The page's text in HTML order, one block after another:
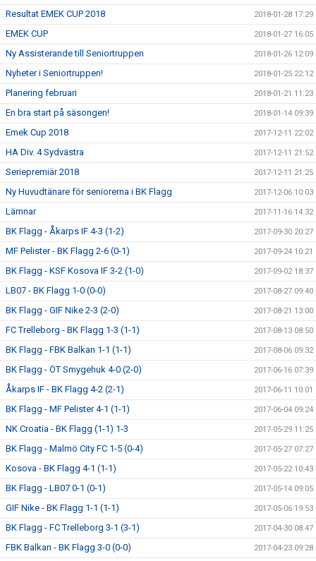
Resultat EMEK CUP 2018 2018-01-28 17:29
EMEK CUP 2018-01-27 16:05
Ny Assisterande till Seniortruppen 2018-01-26 12:09
Nyheter i Seniortruppen! 2018-01-25 22:12
Planering februari 2018-01-21 11:23
En bra start på säsongen! 2018-01-14 09:39
Emek Cup 2018 2017-12-11 22:02
HA Div. 4 Sydvästra 2017-12-11 21:52
Seriepremiär 2018 2017-12-11 21:25
Ny Huvudtänare för seniorerna i BK Flagg 2017-12-06 10:03
Lämnar 2017-11-16 14:32
BK Flagg - Åkarps IF 4-3 (1-2) 2017-09-30 20:27
MF Pelister - BK Flagg 2-6 (0-1) 2017-09-24 10:21
BK Flagg - KSF Kosova IF 3-2 (1-0) 2017-09-02 18:37
LB07 - BK Flagg 1-0 (0-0) 2017-08-27 09:40
BK Flagg - GIF Nike 2-3 (2-0) 2017-08-21 13:00
FC Trelleborg - BK Flagg 1-3 (1-1) 2017-08-13 08:50
BK Flagg - FBK Balkan 1-1 (1-1) 2017-08-06 09:32
BK Flagg - ÖT Smygehuk 4-0 (2-0) 2017-06-16 07:39
Åkarps IF - BK Flagg 4-2 (2-1) 2017-06-11 10:01
BK Flagg - MF Pelister 4-1 (1-1) 2017-06-04 09:24
NK Croatia - BK Flagg (1-1) 1-3 2017-05-29 11:25
BK Flagg - Malmö City FC 1-5 (0-4) 2017-05-27 07:27
Kosova - BK Flagg 4-1 (1-1) 2017-05-22 10:43
BK Flagg - LB07 0-1 (0-1) 2017-05-14 09:05
GIF Nike - BK Flagg 1-1 (1-1) 2017-05-06 19:53
BK Flagg - FC Trelleborg 3-1 (3-1) 2017-04-30 08:47
FBK Balkan - BK Flagg 3-0 (0-0) 2017-04-23 09:28